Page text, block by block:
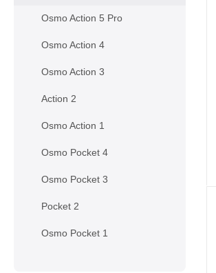
Osmo Action 5 Pro
Osmo Action 4
Osmo Action 3
Action 2
Osmo Action 1
Osmo Pocket 4
Osmo Pocket 3
Pocket 2
Osmo Pocket 1